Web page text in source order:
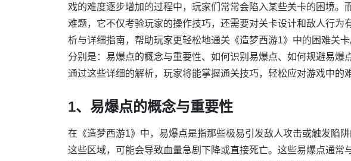
戏的难度逐步增加的过程中，玩家们常常会陷入某些关卡的困境。
难题，它不仅考验玩家的操作技巧，还需要对关卡设计和敌人行为
析与详细指南，帮助玩家更轻松地通关《造梦西游1》中的困难关
分别是：易爆点的概念与重要性、如何识别易爆点、如何规避易爆
通过这些详细的解析，玩家将能掌握通关技巧，轻松应对游戏中的
1、易爆点的概念与重要性
在《造梦西游1》中，易爆点是指那些极易引发敌人攻击或触发陷
这些区域，可能会导致血量急剧下降或直接死亡。这些易爆点通常